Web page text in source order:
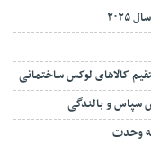
کالاهای لوکس ساختمانی
سپاس و بالندگی
وحدت